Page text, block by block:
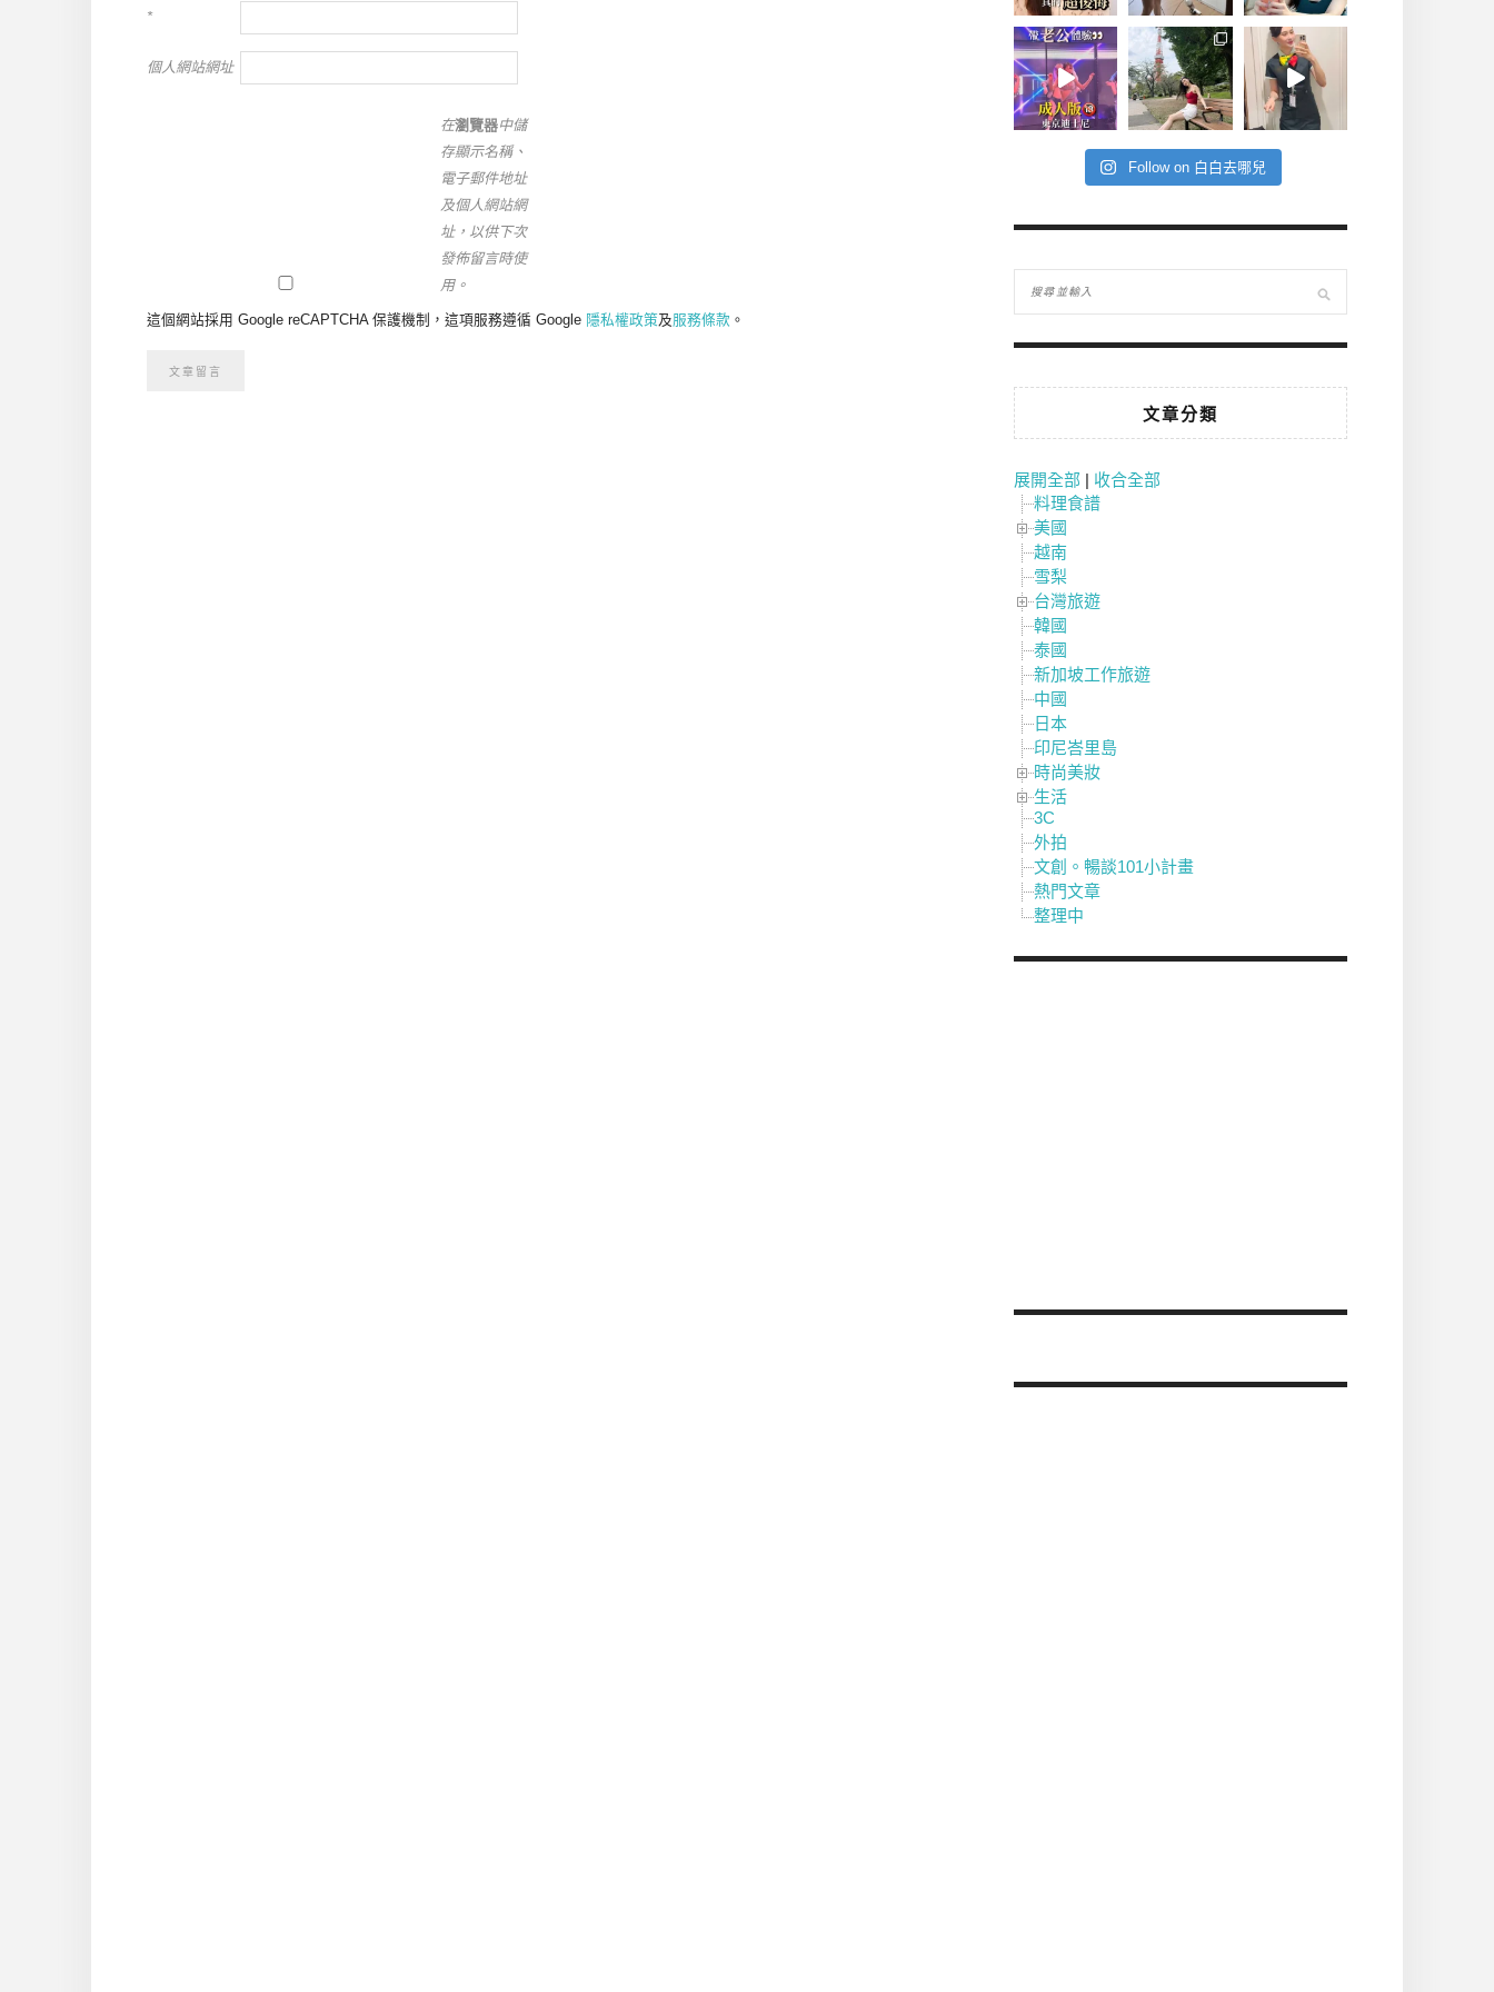
*
個人網站網址
在瀏覽器中儲
存顯示名稱、
電子郵件地址
及個人網站網
址，以供下次
發佈留言時使
用。
這個網站採用 Google reCAPTCHA 保護機制，這項服務遵循 Google 隱私權政策及服務條款 。
Follow on 白白去哪兒
文章分類
展開全部 | 收合全部
料理食譜
美國
越南
雪梨
台灣旅遊
韓國
泰國
新加坡工作旅遊
中國
日本
印尼峇里島
時尚美妝
生活
3C
外拍
文創。暢談101小計畫
熱門文章
整理中